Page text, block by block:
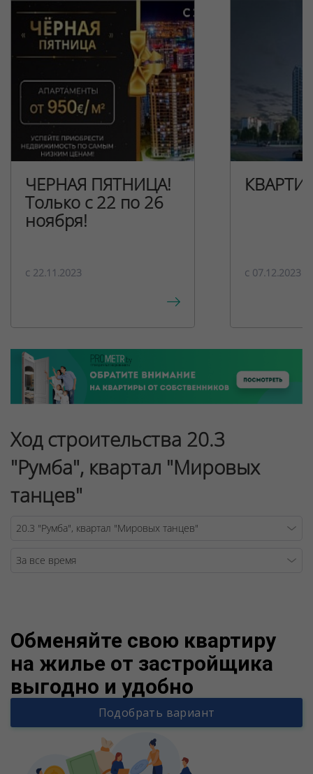
ЧЕРНАЯ ПЯТНИЦА!
Только с 22 по 26
ноября!
c 22.11.2023 c 07.12.2023
Ход строительства 20.3
"Румба", квартал "Мировых
танцев"
Обменяйте свою квартиру
на жилье от застройщика
выгодно и удобно
Подобрать вариант